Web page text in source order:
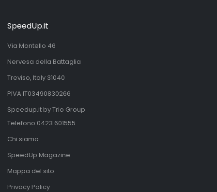
SpeedUp.it
Via Montello 46
Nervesa della Battaglia
Treviso, Italy 31040
PIVA IT03490830266
Speedup.it by Trio Group
Telefono 0423.601555
Chi siamo
SpeedUp Magazine
Mappa del sito
Privacy Policy